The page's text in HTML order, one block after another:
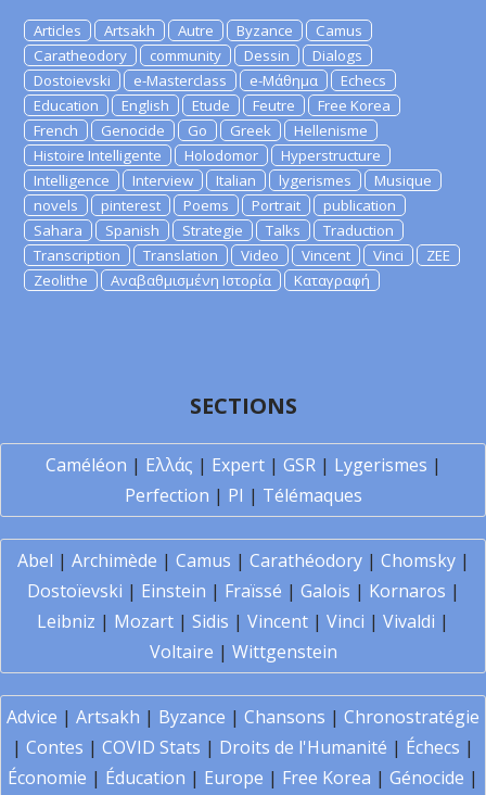
Articles Artsakh Autre Byzance
Camus
Caratheodory
community Dessin
Dialogs
Dostoievski
e-Masterclass e-Μάθημα
Echecs
Education
English Etude Feutre
Free Korea
French
Genocide Go Greek
Hellenisme
Histoire Intelligente
Holodomor
Hyperstructure
Intelligence
Interview Italian lygerismes
Musique
novels
pinterest Poems Portrait
publication
Sahara
Spanish Strategie Talks
Traduction
Transcription
Translation Video Vincent Vinci
ZEE
Zeolithe
Αναβαθμισμένη Ιστορία Καταγραφή
SECTIONS
Caméléon | Ελλάς | Expert| GSR| Lygerismes |
Perfection | PI | Télémaques
Abel | Archimède | Camus | Carathéodory| Chomsky|
Dostoïevski | Einstein | Fraïssé | Galois | Kornaros |
Leibniz | Mozart | Sidis | Vincent | Vinci | Vivaldi |
Voltaire | Wittgenstein
Advice | Artsakh | Byzance | Chansons | Chronostratégie
| Contes | COVID Stats | Droits de l'Humanité | Échecs |
Économie | Éducation | Europe | Free Korea | Génocide |